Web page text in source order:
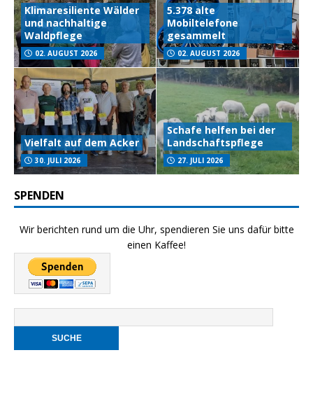
Klimaresiliente Wälder
und nachhaltige
Waldpflege
02. AUGUST 2026
5.378 alte
Mobiltelefone
gesammelt
02. AUGUST 2026
Vielfalt auf dem Acker
30. JULI 2026
Schafe helfen bei der
Landschaftspflege
27. JULI 2026
SPENDEN
Wir berichten rund um die Uhr, spendieren Sie uns dafür bitte
einen Kaffee!